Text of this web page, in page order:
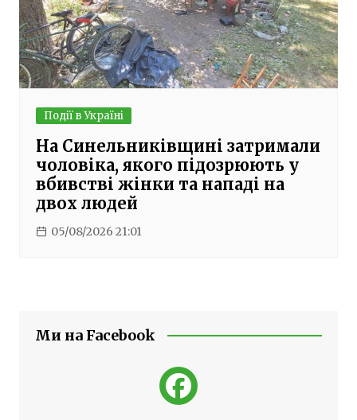
Події в Україні
На Синельниківщині затримали
чоловіка, якого підозрюють у
вбивстві жінки та нападі на
двох людей
05/08/2026 21:01
Ми на Facebook